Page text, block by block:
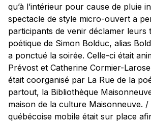
qu’à l’intérieur pour cause de pluie
spectacle de style micro-ouvert a
participants de venir déclamer leurs
poétique de Simon Bolduc, alias
a ponctué la soirée. Celle-ci était
Prévost et Catherine Cormier-
était coorganisé par La Rue de la
partout, la Bibliothèque
maison de la culture Maisonneuve.
québécoise mobile était sur place